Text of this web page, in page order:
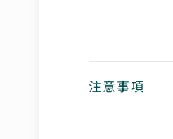
注意事項